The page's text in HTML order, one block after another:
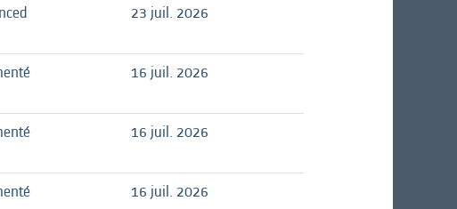
23 juil. 2026
16 juil. 2026
16 juil. 2026
16 juil. 2026